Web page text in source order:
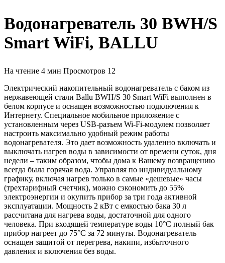
Водонагреватель 30 BWH/S
Smart WiFi, BALLU
На чтение 4 мин Просмотров 12
Электрический накопительный водонагреватель с баком из
нержавеющей стали Ballu BWH/S 30 Smart WiFi выполнен в
белом корпусе и оснащен возможностью подключения к
Интернету. Специальное мобильное приложение с
установленным через USB-разъем Wi-Fi-модулем позволяет
настроить максимально удобный режим работы
водонагревателя. Это дает возможность удаленно включать и
выключать нагрев воды в зависимости от времени суток, дня
недели – таким образом, чтобы дома к Вашему возвращению
всегда была горячая вода. Управляя по индивидуальному
графику, включая нагрев только в самые «дешевые» часы
(трехтарифный счетчик), можно сэкономить до 55%
электроэнергии и окупить прибор за три года активной
эксплуатации. Мощность 2 кВт с емкостью бака 30 л
рассчитана для нагрева воды, достаточной для одного
человека. При входящей температуре воды 10°С полный бак
прибор нагреет до 75°С за 72 минуты. Водонагреватель
оснащен защитой от перегрева, накипи, избыточного
давления и включения без воды.